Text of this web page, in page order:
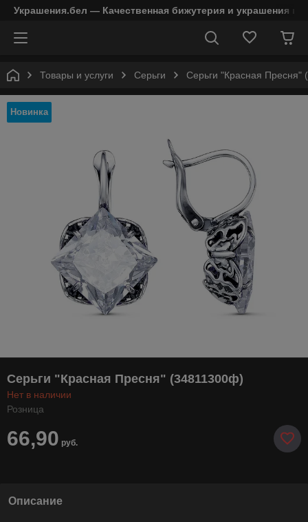
Украшения.бел — Качественная бижутерия и украшения в
Товары и услуги Серьги Серьги "Красная Пресня"
Новинка
Серьги "Красная Пресня" (34811300ф)
Нет в наличии
Розница
66,90 руб.
Описание